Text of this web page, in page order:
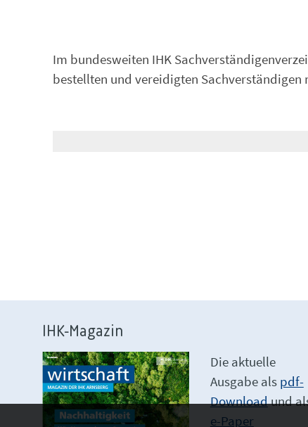
Im bundesweiten IHK
bestellten und vereidigten Sachverständigen
IHK-Magazin
Die aktuelle
Ausgabe als pdf-
Downloadund
e-Paper